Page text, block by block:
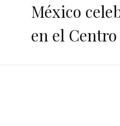
México
en el